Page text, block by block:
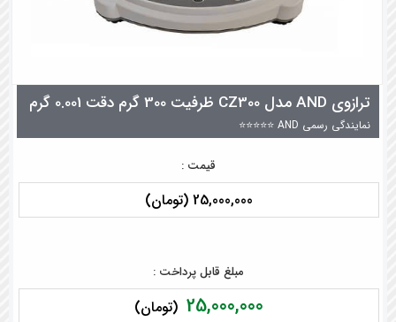
ترازوی AND مدل CZ300 ظرفیت 300 گرم دقت 0.001 گرم
نمایندگی رسمی AND ⭐⭐⭐⭐⭐
قیمت :
25,000,000 (تومان)
مبلغ قابل پرداخت :
25,000,000(تومان)